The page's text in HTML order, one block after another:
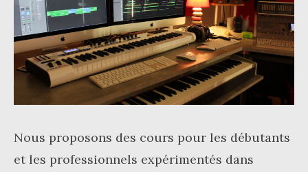
Nous proposons des cours pour les débutants
et les professionnels expérimentés dans